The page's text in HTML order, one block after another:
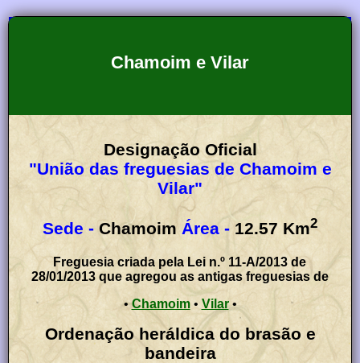
Chamoim e Vilar
Designação Oficial
"União das freguesias de Chamoim e
Vilar"
Sede - Chamoim Área - 12.57 Km2
Freguesia criada pela Lei n.º 11-A/2013 de
28/01/2013 que agregou as antigas freguesias de
•Chamoim• Vilar•
Ordenação heráldica do brasão e
bandeira